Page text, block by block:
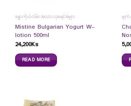
ခန္ဓာကိုယ်လိမ်းအသားလှခရင်ခ်များ
Mistine Bulgarian Yogurt W-
lotion 500ml
24,200Ks
READ MORE